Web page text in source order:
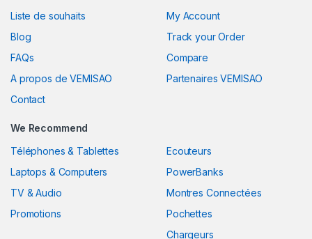
Liste de souhaits
Blog
FAQs
A propos de VEMISAO
Contact
My Account
Track your Order
Compare
Partenaires VEMISAO
We Recommend
Téléphones & Tablettes
Laptops & Computers
TV & Audio
Promotions
Ecouteurs
PowerBanks
Montres Connectées
Pochettes
Chargeurs